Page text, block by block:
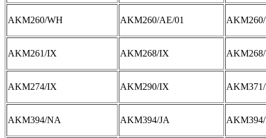
AKM260/WH AKM260/AE/01
AKM261/IX AKM268/IX
AKM274/IX AKM290/IX
AKM394/NA AKM394/JA